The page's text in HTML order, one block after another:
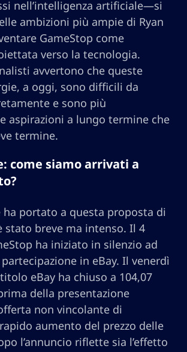
nell’intelligenza artificiale—si
ambizioni più ampie di Ryan
GameStop come
verso la tecnologia.
avvertono che queste
a oggi, sono difficili da
e sono più
aspirazioni a lungo termine che
termine.
come siamo arrivati a
portato a questa proposta di
stato breve ma intenso. Il 4
ha iniziato in silenzio ad
in eBay. Il venerdì
eBay ha chiuso a 104,07
della presentazione
non vincolante di
aumento del prezzo delle
l’annuncio riflette sia l’effetto